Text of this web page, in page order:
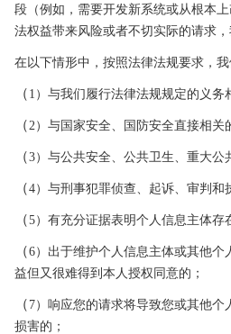
段（例如，需要开发新系统或从根本
法权益带来风险或者不切实际的请求，
在以下情形中，按照法律法规要求，
（ 1）与我们履行法律法规规定的义务
（2）与国家安全、国防安全直接相关
（3）与公共安全、公共卫生、重大公
（4）与刑事犯罪侦查、起诉、审判和
（5）有充分证据表明个人信息主体存
（6）出于维护个人信息主体或其他个
益但又很难得到本人授权同意的；
（ 7）响应您的请求将导致您或其他
损害的；